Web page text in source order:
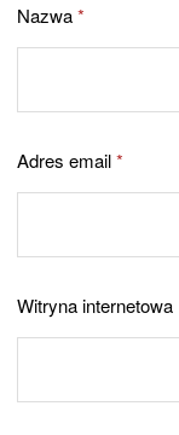
Nazwa*
Adres email*
Witryna internetowa